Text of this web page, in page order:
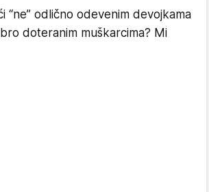
“ne” odlično odevenim devojkama
doteranim muškarcima? Mi